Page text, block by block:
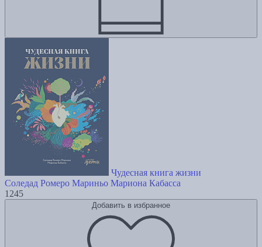
Чудесная книга жизни
Соледад Ромеро Мариньо Мариона Кабасса
1245
Добавить в избранное